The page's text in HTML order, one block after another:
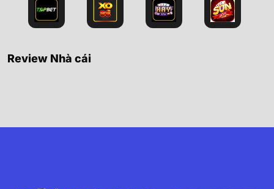
Review Nhà cái